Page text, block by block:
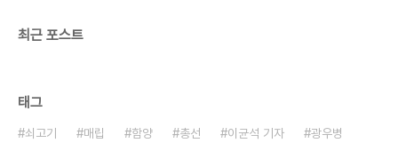
최근 포스트
태그
쇠고기 매립 함양 총선 이균석 기자
광우병